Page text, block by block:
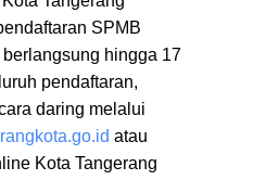
SPMB
hingga 17
pendaftaran,
daring melalui
id atau
Kota Tangerang